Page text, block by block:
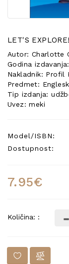
LET'S
Autor: Charlotte
Godina
Nakladnik: Profil
Predmet:
Tip izdanja:
Uvez: meki
Model/ISBN:
Dostupnost:
7.95€
Količina: :